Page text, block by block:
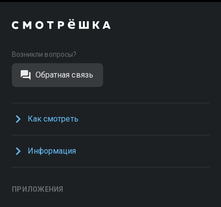
Возникли вопросы?
Обратная связь
Как смотреть
Информация
ПРИЛОЖЕНИЯ